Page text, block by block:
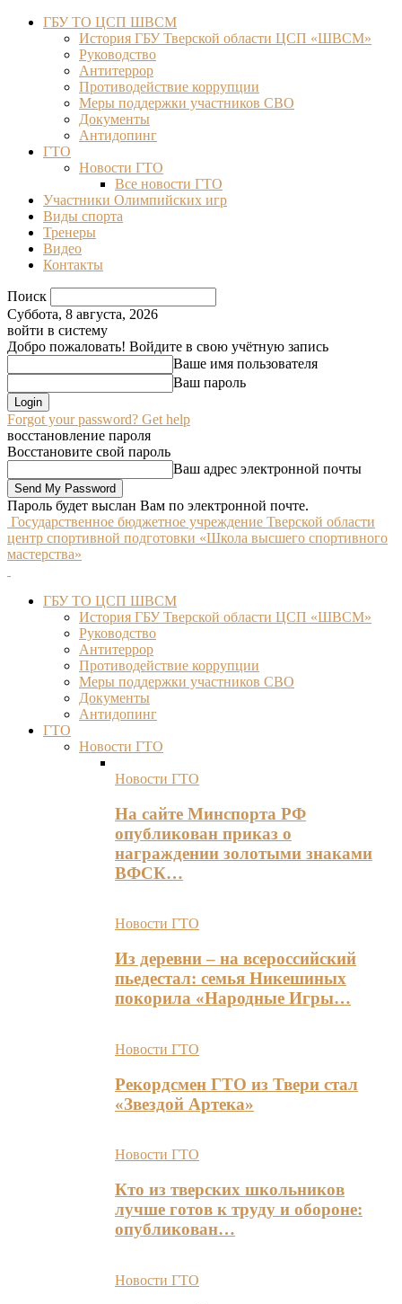
ГБУ ТО ЦСП ШВСМ
История ГБУ Тверской области ЦСП «ШВСМ»
Руководство
Антитеррор
Противодействие коррупции
Меры поддержки участников СВО
Документы
Антидопинг
ГТО
Новости ГТО
Все новости ГТО
Участники Олимпийских игр
Виды спорта
Тренеры
Видео
Контакты
Поиск
Суббота, 8 августа, 2026
войти в систему
Добро пожаловать! Войдите в свою учётную запись
Ваше имя пользователя
Ваш пароль
Forgot your password? Get help
восстановление пароля
Восстановите свой пароль
Ваш адрес электронной почты
Пароль будет выслан Вам по электронной почте.
Государственное бюджетное учреждение Тверской области
центр спортивной подготовки «Школа высшего спортивного
мастерства»
ГБУ ТО ЦСП ШВСМ
История ГБУ Тверской области ЦСП «ШВСМ»
Руководство
Антитеррор
Противодействие коррупции
Меры поддержки участников СВО
Документы
Антидопинг
ГТО
Новости ГТО
Новости ГТО
На сайте Минспорта РФ
опубликован приказ о
награждении золотыми знаками
ВФСК…
Новости ГТО
Из деревни – на всероссийский
пьедестал: семья Никешиных
покорила «Народные Игры…
Новости ГТО
Рекордсмен ГТО из Твери стал
«Звездой Артека»
Новости ГТО
Кто из тверских школьников
лучше готов к труду и обороне:
опубликован…
Новости ГТО